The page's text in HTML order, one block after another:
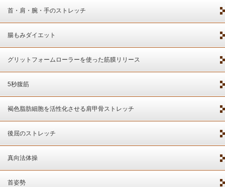
首・肩・腕・手のストレッチ
腸もみダイエット
グリットフォームローラーを使った筋膜リリース
5秒腹筋
褐色脂肪細胞を活性化させる肩甲骨ストレッチ
後屈のストレッチ
真向法体操
首姿勢